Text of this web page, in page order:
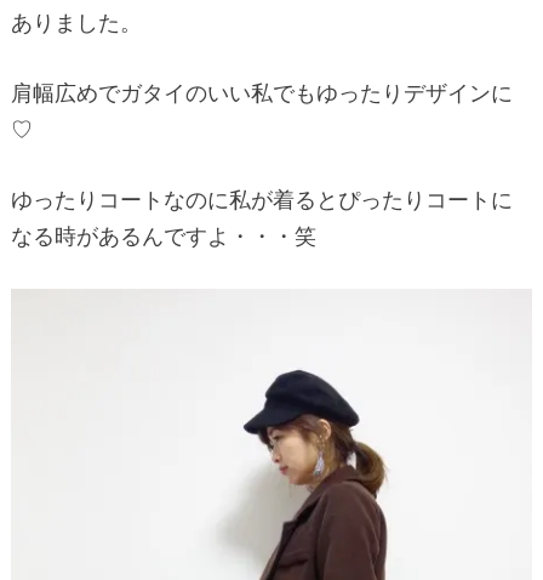
ありました。
肩幅広めでガタイのいい私でもゆったりデザインに
♡
ゆったりコートなのに私が着るとぴったりコートに
なる時があるんですよ・・・笑